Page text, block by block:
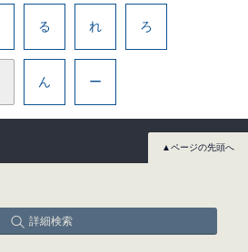
る れ ろ
ん ー
▲ページの先頭へ
詳細検索